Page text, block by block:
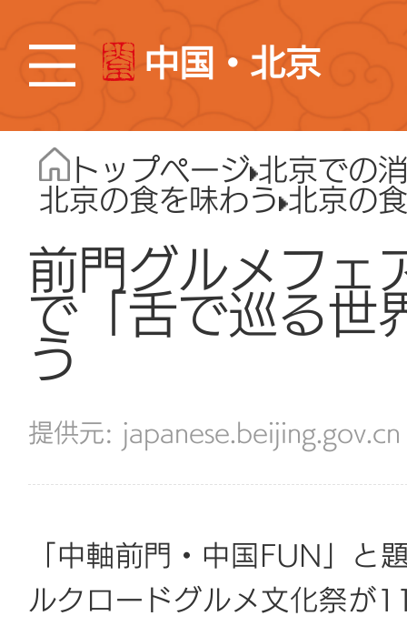
中国・北京
トップページ 北京での
北京の食を味わう 北京の
前門グルメフ
で「舌で巡る世
う
japanese.beijing.gov.cn
「中軸前門・中国FUN」と
ルクロードグルメ文化祭が